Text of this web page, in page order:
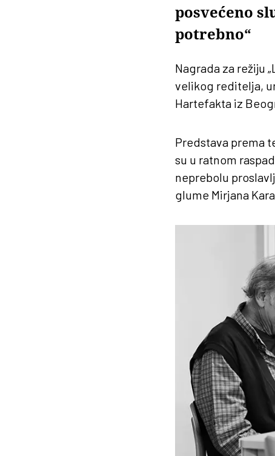
posvećeno
potrebno“
Nagrada za režiju
velikog reditelja,
Hartefakta iz
Predstava prema
su u ratnom
neprebolu
glume Mirjana